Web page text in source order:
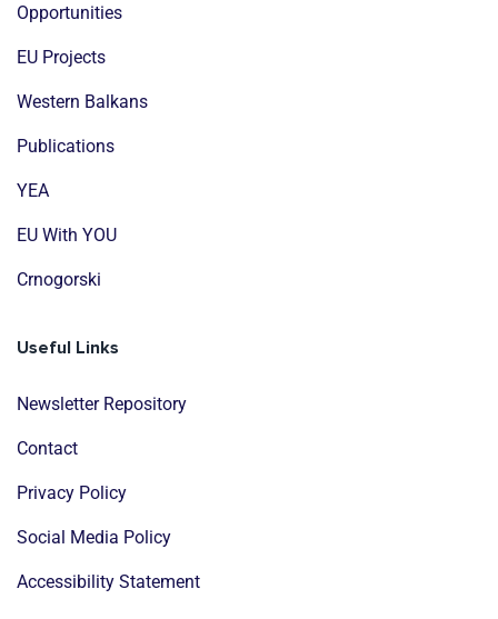
Opportunities
EU Projects
Western Balkans
Publications
YEA
EU With YOU
Crnogorski
Useful Links
Newsletter Repository
Contact
Privacy Policy
Social Media Policy
Accessibility Statement